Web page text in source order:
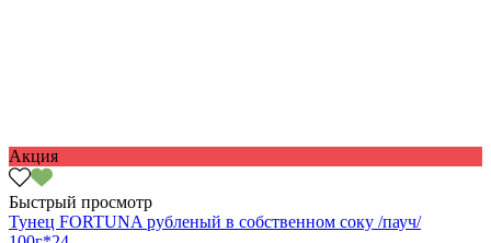
Акция
Быстрый просмотр
Тунец FORTUNA рубленый в собственном соку /пауч/